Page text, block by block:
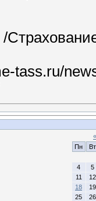
tass.ru/
«
Пн
Вт
4
5
11
12
18
19
25
26